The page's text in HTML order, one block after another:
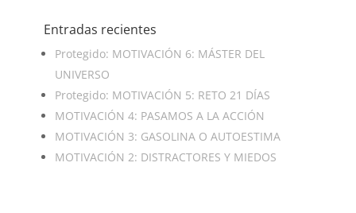
Entradas recientes
Protegido: MOTIVACIÓN 6: MÁSTER DEL
UNIVERSO
Protegido: MOTIVACIÓN 5: RETO 21 DÍAS
MOTIVACIÓN 4: PASAMOS A LA ACCIÓN
MOTIVACIÓN 3: GASOLINA O AUTOESTIMA
MOTIVACIÓN 2: DISTRACTORES Y MIEDOS